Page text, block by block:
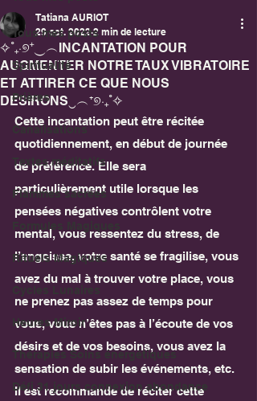
Tous mes posts
Spiritualité
Prières
Canalisations
Textes méditatifs
Flammes sacrées
Formules Magiques
Rituels Magiques
Heures Miroir
Thérapies Soins énergétiques
Défi 31 jours connexion abondance
✧˚₊‧୭⁺‿︵INCANTATION POUR
AUGMENTER NOTRE TAUX VIBRATOIRE
ET ATTIRER CE QUE NOUS
DÉSIRONS‿︵⁺୭‧₊˚✧
Tatiana AURIOT
29 oct. 2022 2 min de lecture
Cette incantation peut être récitée
quotidiennement, en début de journée
de préférence. Elle sera
particulièrement utile lorsque les
pensées négatives contrôlent votre
mental, vous ressentez du stress, de
l’angoisse, votre santé se fragilise, vous
avez du mal à trouver votre place, vous
ne prenez pas assez de temps pour
vous, vous n’êtes pas à l’écoute de vos
désirs et de vos besoins, vous avez la
sensation de subir les événements, etc.
Il est recommandé de réciter cette